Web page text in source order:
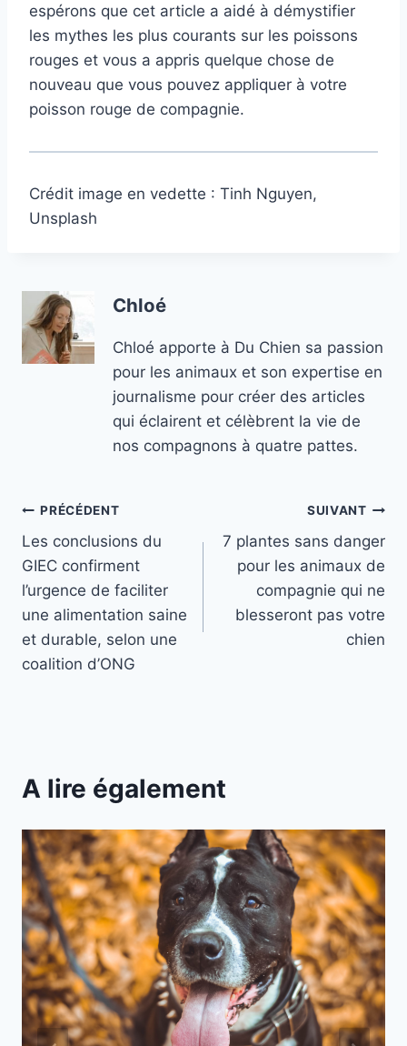
espérons que cet article a aidé à démystifier
les mythes les plus courants sur les poissons
rouges et vous a appris quelque chose de
nouveau que vous pouvez appliquer à votre
poisson rouge de compagnie.
Crédit image en vedette : Tinh Nguyen,
Unsplash
Chloé
Chloé apporte à Du Chien sa passion
pour les animaux et son expertise en
journalisme pour créer des articles
qui éclairent et célèbrent la vie de
nos compagnons à quatre pattes.
Navigation
de
l’article
PRÉCÉDENT
Les conclusions du
GIEC confirment
l’urgence de faciliter
une alimentation saine
et durable, selon une
coalition d’ONG
SUIVANT
7 plantes sans danger
pour les animaux de
compagnie qui ne
blesseront pas votre
chien
A lire également